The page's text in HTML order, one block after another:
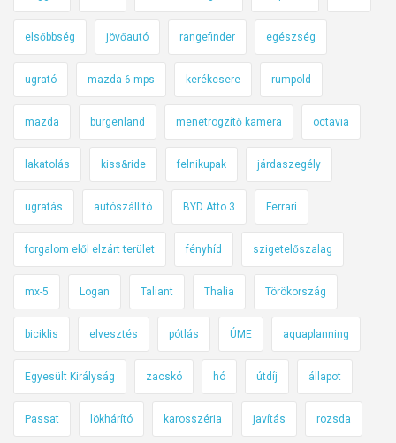
elsőbbség jövőautó rangefinder egészség
ugrató mazda 6 mps kerékcsere rumpold
mazda burgenland menetrögzítő kamera octavia
lakatolás kiss&ride felnikupak járdaszegély
ugratás autószállító BYD Atto 3 Ferrari
forgalom elől elzárt terület fényhíd szigetelőszalag
mx-5 Logan Taliant Thalia Törökország
biciklis elvesztés pótlás ÚME aquaplanning
Egyesült Királyság zacskó hó útdíj állapot
Passat lökhárító karosszéria javítás rozsda